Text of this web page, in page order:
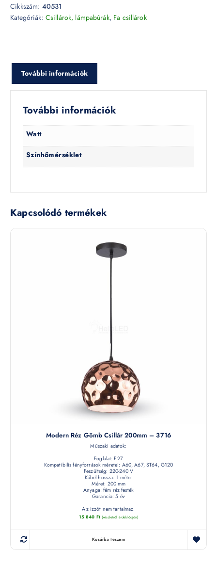
Cikkszám: 40531
Kategóriák: Csillárok, lámpabúrák, Fa csillárok
További információk
További információk
Watt
Színhőmérséklet
Kapcsolódó termékek
Modern Réz Gömb Csillár 200mm – 3716
Műszaki adatok:
Foglalat: E27
Kompatibilis fényforrások méretei: A60, A67, ST64, G120
Feszültség: 220-240 V
Kábel hossza: 1 méter
Méret: 200 mm
Anyaga: fém réz festék
Garancia: 5 év
Az izzót nem tartalmaz.
15 840 Ft (készletről érdeklődjön)
Kosárba teszem